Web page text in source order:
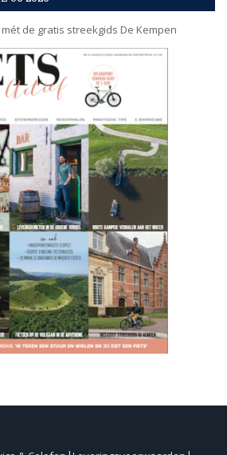
de gratis streekgids De Kempen